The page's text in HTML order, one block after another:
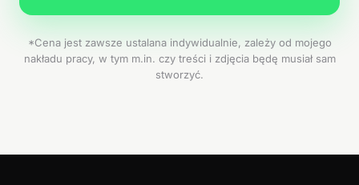
*Cena jest zawsze ustalana indywidualnie, zależy od mojego
nakładu pracy, w tym m.in. czy treści i zdjęcia będę musiał sam
stworzyć.